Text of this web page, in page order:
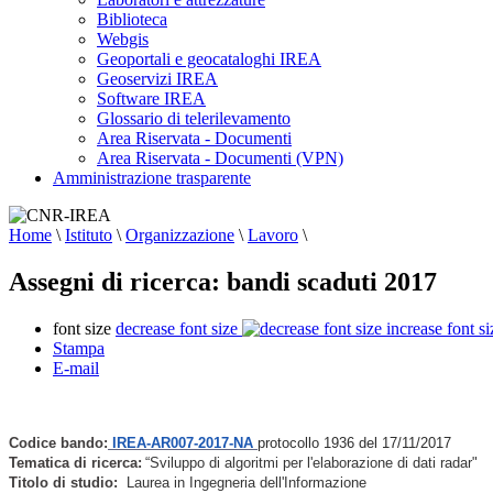
Biblioteca
Webgis
Geoportali e geocataloghi IREA
Geoservizi IREA
Software IREA
Glossario di telerilevamento
Area Riservata - Documenti
Area Riservata - Documenti (VPN)
Amministrazione trasparente
Home \ Istituto \ Organizzazione \ Lavoro \
Assegni di ricerca: bandi scaduti 2017
font size decrease font size
increase font
Stampa
E-mail
Codice bando: IREA-AR007-2017-NA protocollo 1936 del 17/11/2017
Tematica di ricerca: “Sviluppo di algoritmi per l'elaborazione di dati radar"
Titolo di studio:
Laurea in Ingegneria dell'Informazione